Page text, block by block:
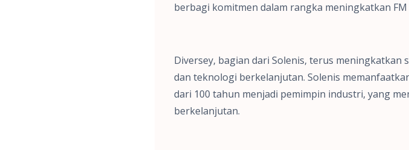
berbagi komitmen dalam rangka meningkatkan FM
Diversey, bagian dari Solenis, terus
dan teknologi berkelanjutan. Solenis
dari 100 tahun menjadi pemimpin industri, yang
berkelanjutan.